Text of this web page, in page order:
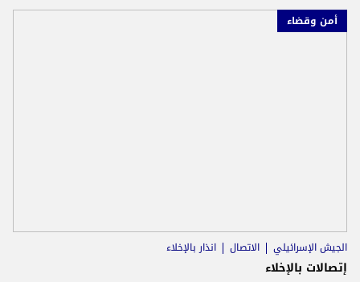
أمن وقضاء
الجيش الإسرائيلي الاتصال انذار بالإخلاء
إتصالات بالإخلاء